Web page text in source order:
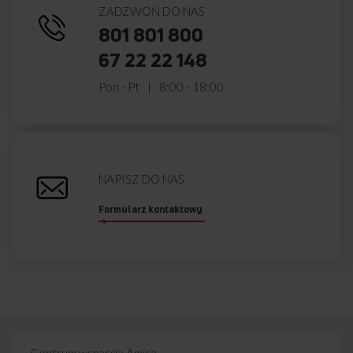
ZADZWOŃ DO NAS
801 801 800
67 22 22 148
Pon - Pt 8:00 - 18:00
NAPISZ DO NAS
Formularz kontaktowy